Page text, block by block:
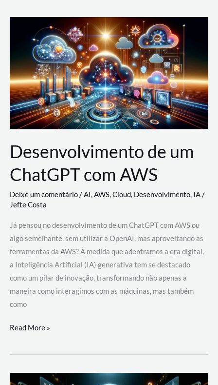
Nuvem:
Google
Cloud,
AWS
e
Azure
Desenvolvimento de um
ChatGPT com AWS
Deixe um comentário/AI,AWS,Cloud, Desenvolvimento, IA/
Jefte Costa
Já pensou no desenvolvimento de um ChatGPT com AWS ou
algo semelhante, sem utilizar a OpenAI, mas aproveitando as
ferramentas da AWS? À medida que adentramos a era digital,
a Inteligência Artificial (IA) generativa tem se destacado
como um pilar de inovação, transformando não apenas a
maneira como interagimos com as máquinas, mas também
como
Desenvolvimento
um
com
Read More »